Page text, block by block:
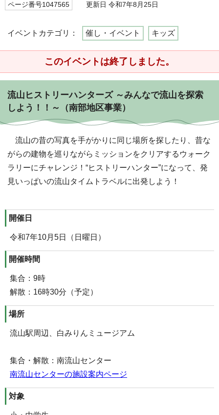
ページ番号1047565 更新日 令和7年8月25日
イベントカテゴリ： 催し・イベント キッズ
このイベントは終了しました。
流山ヒストリーハンターズ ～みんなで流山を探索
しよう！！～（南部地区事業）
流山の昔の写真を手がかりに同じ場所を探したり、昔な
がらの建物を巡りながらミッションをクリアするウォーク
ラリーにチャレンジ！“ヒストリーハンター”になって、発
見いっぱいの流山タイムトラベルに出発しよう！
開催日
令和7年10月5日（日曜日）
開催時間
集合：9時
解散：16時30分（予定）
場所
流山駅周辺、白みりんミュージアム
集合・解散：南流山センター
南流山センターの施設案内ページ
対象